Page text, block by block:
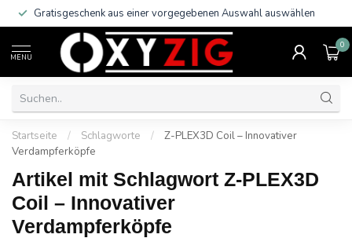
Gratisgeschenk aus einer vorgegebenen Auswahl auswählen
MENU
0
Startseite / Schlagworte /
Z-PLEX3D Coil – Innovativer
Verdampferköpfe
Artikel mit Schlagwort Z-PLEX3D
Coil – Innovativer
Verdampferköpfe